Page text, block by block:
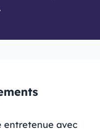
entretenue avec